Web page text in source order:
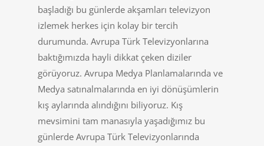
başladığı bu günlerde akşamları televizyon
izlemek herkes için kolay bir tercih
durumunda. Avrupa Türk Televizyonlarına
baktığımızda hayli dikkat çeken diziler
görüyoruz. Avrupa Medya Planlamalarında ve
Medya satınalmalarında en iyi dönüşümlerin
kış aylarında alındığını biliyoruz. Kış
mevsimini tam manasıyla yaşadığımız bu
günlerde Avrupa Türk Televizyonlarında